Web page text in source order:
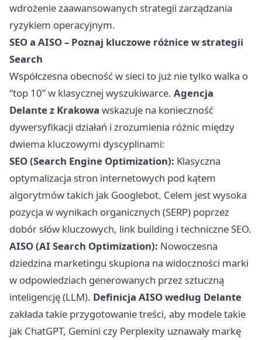
wdrożenie zaawansowanych strategii zarządzania
ryzykiem operacyjnym.
SEO a AISO – Poznaj kluczowe różnice w strategii
Search
Współczesna obecność w sieci to już nie tylko walka o
“top 10” w klasycznej wyszukiwarce. Agencja
Delante z Krakowa wskazuje na konieczność
dywersyfikacji działań i zrozumienia różnic między
dwiema kluczowymi dyscyplinami:
SEO (Search Engine Optimization): Klasyczna
optymalizacja stron internetowych pod kątem
algorytmów takich jak Googlebot. Celem jest wysoka
pozycja w wynikach organicznych (SERP) poprzez
dobór słów kluczowych, link building i techniczne SEO.
AISO (AI Search Optimization): Nowoczesna
dziedzina marketingu skupiona na widoczności marki
w odpowiedziach generowanych przez sztuczną
inteligencję (LLM). Definicja AISO według Delante
zakłada takie przygotowanie treści, aby modele takie
jak ChatGPT, Gemini czy Perplexity uznawały markę